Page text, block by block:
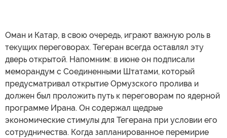
Оман и Катар, в свою очередь, играют важную роль в
текущих переговорах. Тегеран всегда оставлял эту
дверь открытой. Напомним: в июне он подписали
меморандум с Соединенными Штатами, который
предусматривал открытие Ормузского пролива и
должен был проложить путь к переговорам по ядерной
программе Ирана. Он содержал щедрые
экономические стимулы для Тегерана при условии его
сотрудничества. Когда запланированное перемирие